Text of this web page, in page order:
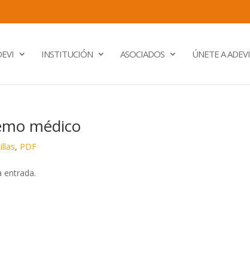
INSTITUCIÓN ASOCIADOS ÚNETE A ADEVI
médico
, PDF
entrada.